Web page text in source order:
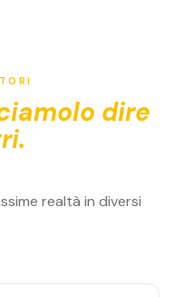
dire
realtà in diversi